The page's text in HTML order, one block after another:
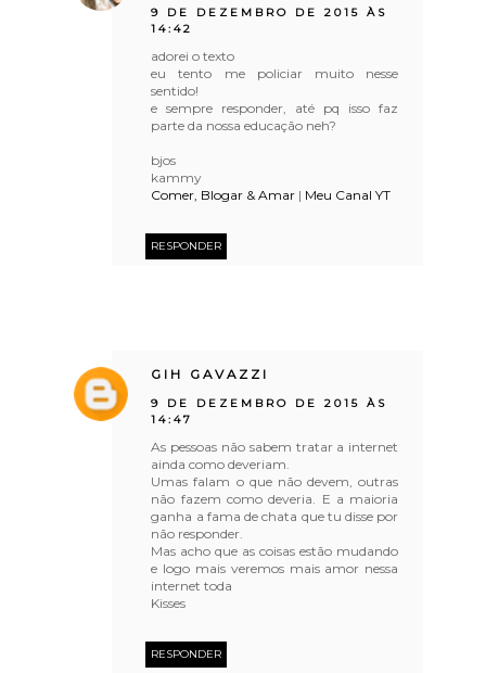
9 DE DEZEMBRO DE 2015 ÀS
14:42
adorei o texto
eu tento me policiar muito nesse
sentido!
e sempre responder, até pq isso faz
parte da nossa educação neh?
bjos
kammy
Comer, Blogar & Amar | Meu Canal YT
RESPONDER
GIH GAVAZZI
9 DE DEZEMBRO DE 2015 ÀS
14:47
As pessoas não sabem tratar a internet
ainda como deveriam.
Umas falam o que não devem, outras
não fazem como deveria. E a maioria
ganha a fama de chata que tu disse por
não responder.
Mas acho que as coisas estão mudando
e logo mais veremos mais amor nessa
internet toda
Kisses
RESPONDER